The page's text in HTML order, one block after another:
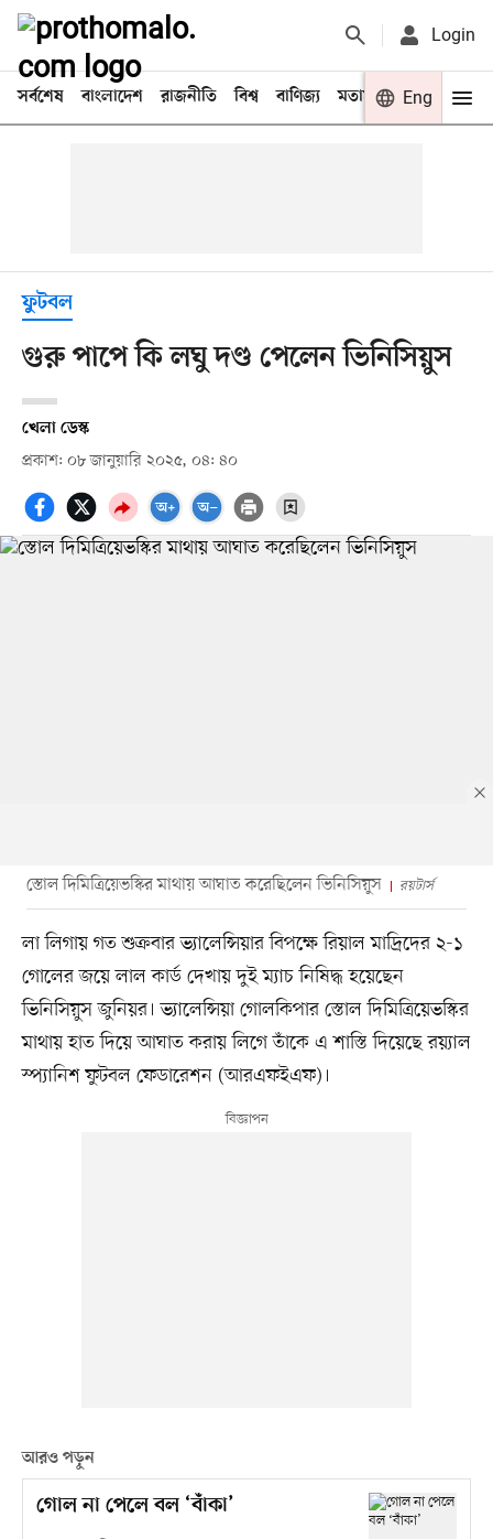
Login
সর্বশেষ বাংলাদেশ রাজনীতি বিশ্ব বাণিজ্য মতামত খেলা
Eng
ফুটবল
গুরু পাপে কি লঘু দণ্ড পেলেন ভিনিসিয়ুস
খেলা ডেস্ক
প্রকাশ: ০৮ জানুয়ারি ২০২৫, ০৪: ৪০
স্তোল দিমিত্রিয়েভস্কির মাথায় আঘাত করেছিলেন ভিনিসিয়ুস রয়টার্স
লা লিগায় গত শুক্রবার ভ্যালেন্সিয়ার বিপক্ষে রিয়াল মাদ্রিদের ২-১
গোলের জয়ে লাল কার্ড দেখায় দুই ম্যাচ নিষিদ্ধ হয়েছেন
ভিনিসিয়ুস জুনিয়র। ভ্যালেন্সিয়া গোলকিপার স্তোল দিমিত্রিয়েভস্কির
মাথায় হাত দিয়ে আঘাত করায় লিগে তাঁকে এ শাস্তি দিয়েছে রয়্যাল
স্প্যানিশ ফুটবল ফেডারেশন (আরএফইএফ)।
আরও পড়ুন
গোল না পেলে বল ‘বাঁকা’